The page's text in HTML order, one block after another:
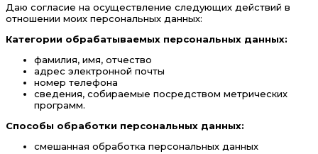
Даю согласие на осуществление следующих действий в
отношении моих персональных данных:
Категории обрабатываемых персональных данных:
фамилия, имя, отчество
адрес электронной почты
номер телефона
сведения, собираемые посредством метрических
программ.
Способы обработки персональных данных:
смешанная обработка персональных данных